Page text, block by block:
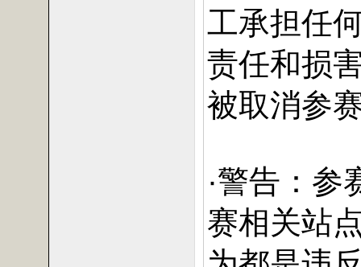
工承担任
责任和损
被取消参
·警告：参
赛相关站